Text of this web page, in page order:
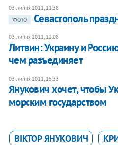
03 липня 2011, 11:38
ФОТО
Севастополь
03 липня 2011, 12:08
Литвин: Украину и
чем разъединяет
03 липня 2011, 15:33
Янукович хочет, чтобы
морским государством
ВІКТОР ЯНУКОВИЧ